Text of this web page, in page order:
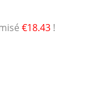
€18.43 !